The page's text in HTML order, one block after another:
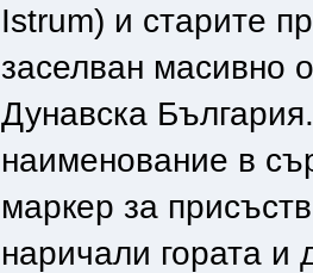
Istrum) и старите
заселван масивно
Дунавска
наименование в
маркер за
наричали гората и